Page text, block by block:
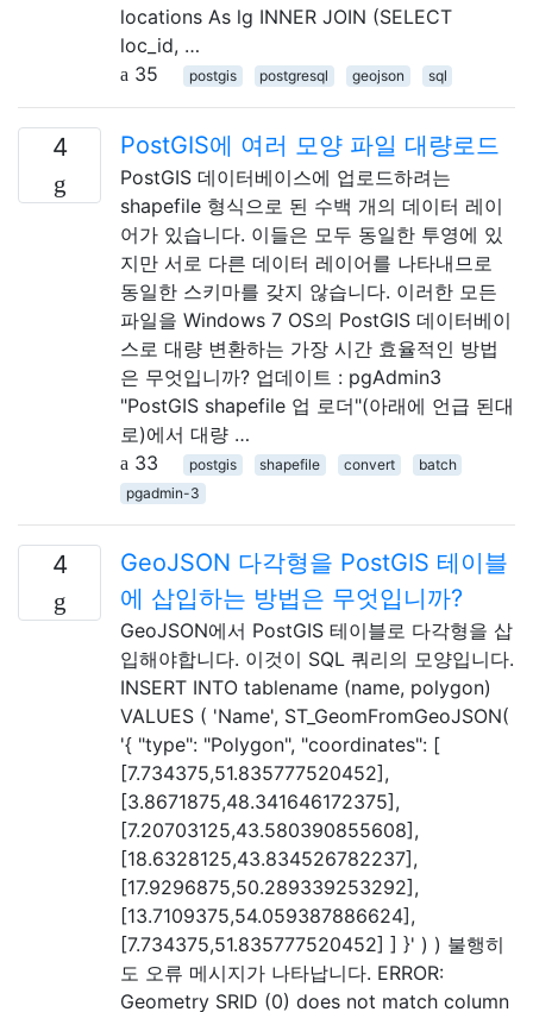
locations As lg INNER JOIN (SELECT
loc_id, …
35
postgis postgresql geojson sql
4 PostGIS에 여러 모양 파일 대량로드
PostGIS 데이터베이스에 업로드하려는
shapefile 형식으로 된 수백 개의 데이터 레이
어가 있습니다. 이들은 모두 동일한 투영에 있
지만 서로 다른 데이터 레이어를 나타내므로
동일한 스키마를 갖지 않습니다. 이러한 모든
파일을 Windows 7 OS의 PostGIS 데이터베이
스로 대량 변환하는 가장 시간 효율적인 방법
은 무엇입니까? 업데이트 : pgAdmin3
"PostGIS shapefile 업 로더"(아래에 언급 된대
로)에서 대량 …
33
postgis shapefile convert
batch
pgadmin-3
4
GeoJSON 다각형을 PostGIS 테이블
에 삽입하는 방법은 무엇입니까?
GeoJSON에서 PostGIS 테이블로 다각형을 삽
입해야합니다. 이것이 SQL 쿼리의 모양입니다.
INSERT INTO tablename (name, polygon)
VALUES ( 'Name', ST_GeomFromGeoJSON(
'{ "type": "Polygon", "coordinates": [
[7.734375,51.835777520452],
[3.8671875,48.341646172375],
[7.20703125,43.580390855608],
[18.6328125,43.834526782237],
[17.9296875,50.289339253292],
[13.7109375,54.059387886624],
[7.734375,51.835777520452] ] }' ) ) 불행히
도 오류 메시지가 나타납니다. ERROR:
Geometry SRID (0) does not match column